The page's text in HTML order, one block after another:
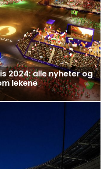
2024: alle nyheter og
lekene